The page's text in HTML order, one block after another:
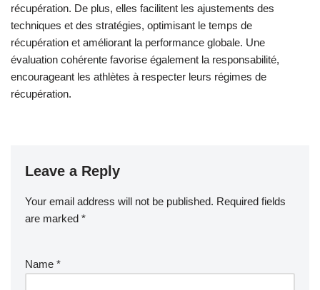
récupération. De plus, elles facilitent les ajustements des
techniques et des stratégies, optimisant le temps de
récupération et améliorant la performance globale. Une
évaluation cohérente favorise également la responsabilité,
encourageant les athlètes à respecter leurs régimes de
récupération.
Leave a Reply
Your email address will not be published. Required fields
are marked *
Name *